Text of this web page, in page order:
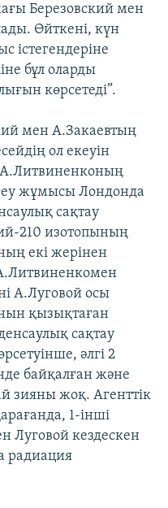
Березовский мен
Өйткені, күн
істегендеріне
бұл оларды
көрсетеді”.
мен А.Закаевтың
ол екеуін
А.Литвиненконың
жұмысы Лондонда
сақтау
210 изотопының
екі жерінен
А.Луговой осы
қызықтаған
сақтау
әлгі 2
байқалған және
зияны жоқ. Агенттік
1-інші
Луговой кездескен
радиация